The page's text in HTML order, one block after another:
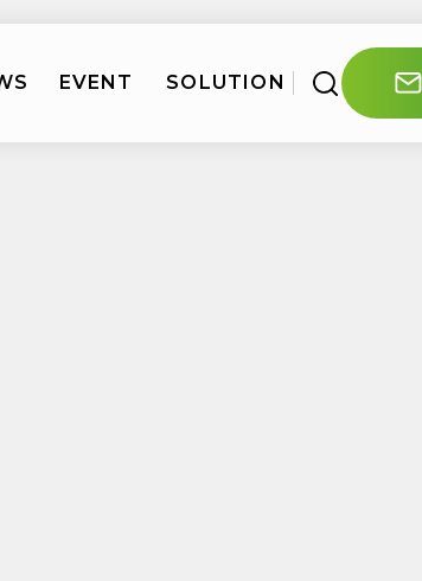
EVENT SOLUTION